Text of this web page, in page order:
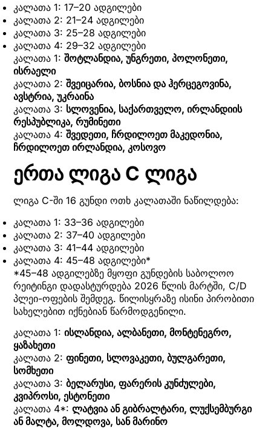
კალათა 1: 17–20 ადგილები
კალათა 2: 21–24 ადგილები
კალათა 3: 25–28 ადგილები
კალათა 4: 29–32 ადგილები
კალათა 1: შოტლანდია, უნგრეთი, პოლონეთი,
ისრაელი
კალათა 2: შვეიცარია, ბოსნია და ჰერცეგოვინა,
ავსტრია, უკრაინა
კალათა 3: სლოვენია, საქართველო, ირლანდიის
რესპუბლიკა, რუმინეთი
კალათა 4: შვედეთი, ჩრდილოეთ მაკედონია,
ჩრდილოეთ ირლანდია, კოსოვო
ერთა ლიგა С ლიგა
ლიგა C-ში 16 გუნდი ოთხ კალათაში ნაწილდება:
კალათა 1: 33–36 ადგილები
კალათა 2: 37–40 ადგილები
კალათა 3: 41–44 ადგილები
კალათა 4: 45–48 ადგილები*
*45–48 ადგილებზე მყოფი გუნდების საბოლოო
რეიტინგი დადასტურდება 2026 წლის მარტში, C/D
პლეი-ოფების შემდეგ. წილისყრაზე ისინი პირობითი
სახელებით იქნებიან წარმოდგენილი.
კალათა 1: ისლანდია, ალბანეთი, მონტენეგრო,
ყაზახეთი
კალათა 2: ფინეთი, სლოვაკეთი, ბულგარეთი,
სომხეთი
კალათა 3: ბელარუსი, ფარერის კუნძულები,
კვიპროსი, ესტონეთი
კალათა 4*: ლატვია ან გიბრალტარი, ლუქსემბურგი
ან მალტა, მოლდოვა, სან მარინო